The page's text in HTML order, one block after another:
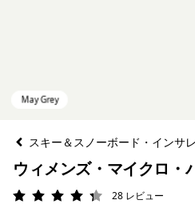
スキー＆スノーボード・インサ
ウィメンズ・マイクロ・
評価: 4.3 / 5
28 レビュー